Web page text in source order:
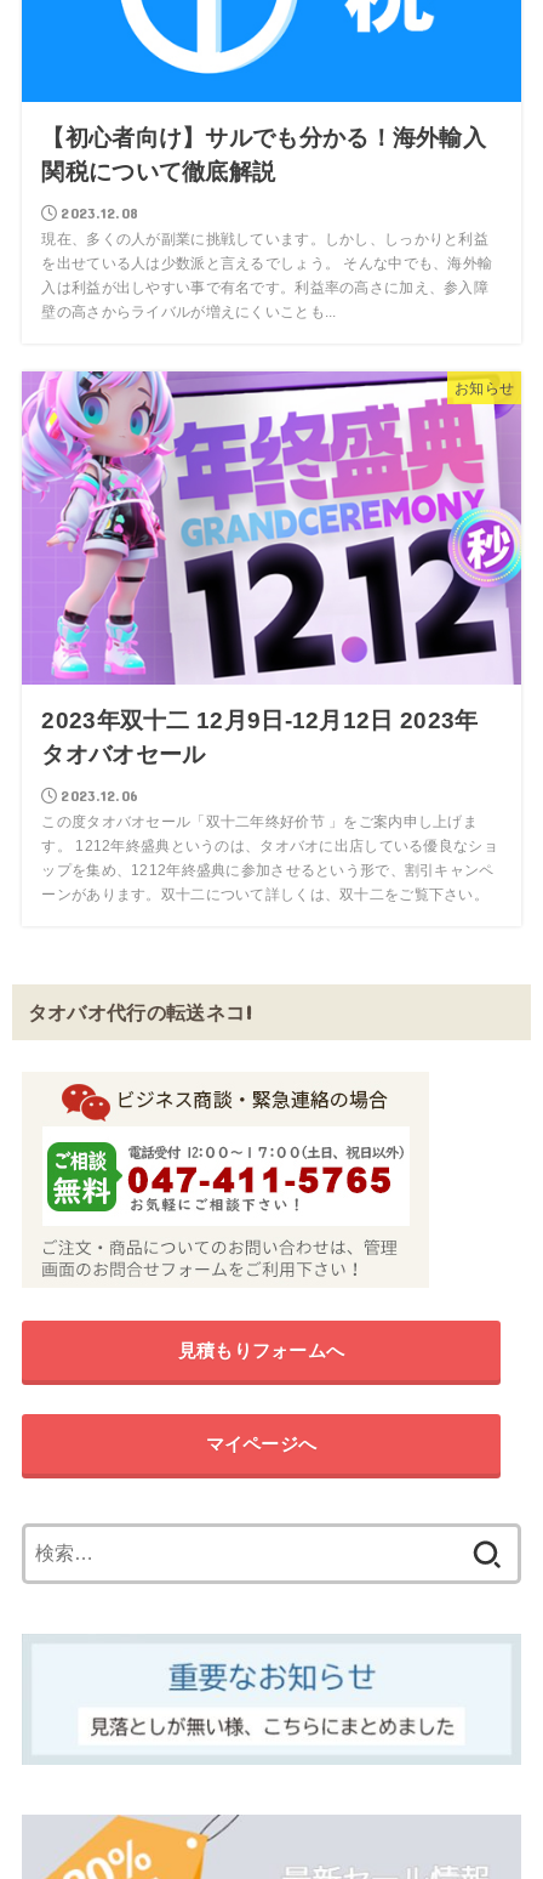
【初心者向け】サルでも分かる！海外輸入
関税について徹底解説
2023.12.08
現在、多くの人が副業に挑戦しています。しかし、しっかりと利益
を出せている人は少数派と言えるでしょう。 そんな中でも、海外輸
入は利益が出しやすい事で有名です。利益率の高さに加え、参入障
壁の高さからライバルが増えにくいことも...
お知らせ
2023年双十二 12月9日-12月12日 2023年
タオバオセール
2023.12.06
この度タオバオセール「双十二年终好价节 」をご案内申し上げま
す。 1212年終盛典というのは、タオバオに出店している優良なショ
ップを集め、1212年終盛典に参加させるという形で、割引キャンペ
ーンがあります。双十二について詳しくは、双十二をご覧下さい。
タオバオ代行の転送ネコ!
見積もりフォームへ
マイページへ
索: